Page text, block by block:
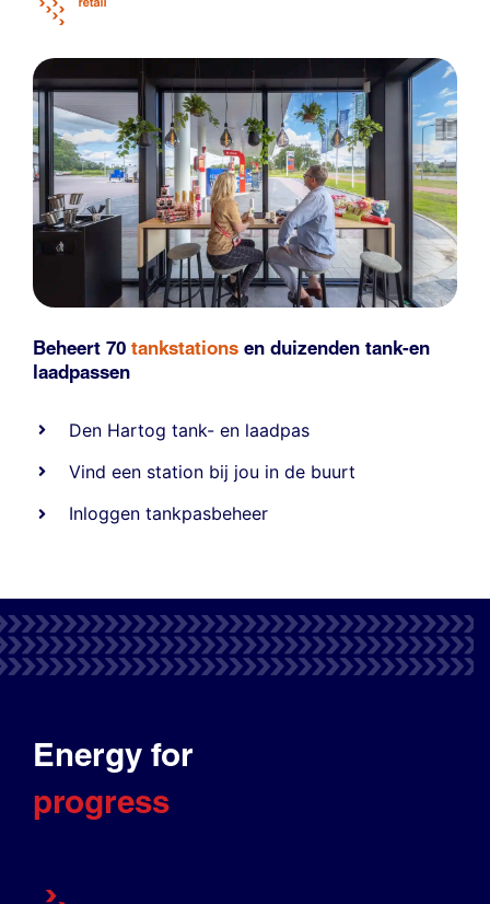
Beheert 70 tankstations en duizenden tank-en
laadpassen
Den Hartog tank- en laadpas
Vind een station bij jou in de buurt
Inloggen tankpasbeheer
Energy for
progress